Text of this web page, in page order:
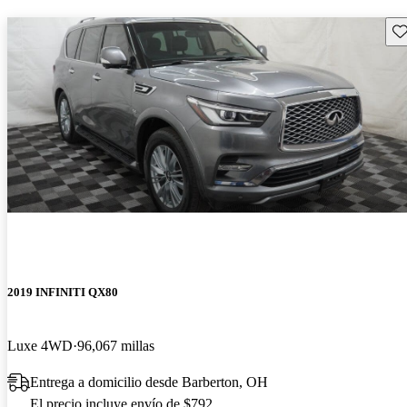
2019 INFINITI QX80
Luxe 4WD 96,067 millas
Entrega a domicilio desde Barberton, OH